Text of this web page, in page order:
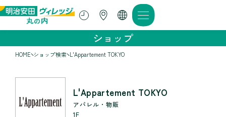
ショップ
HOME ショップ検索 L'Appartement TOKYO
L'Appartement TOKYO
アパレル・物販
1F